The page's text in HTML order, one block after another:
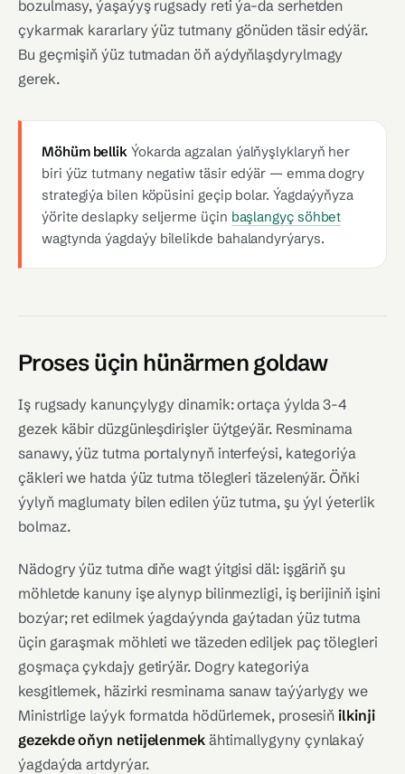
bozulmasy, ýaşaýyş rugsady reti ýa-da serhetden
çykarmak kararlary ýüz tutmany gönüden täsir edýär.
Bu geçmişiň ýüz tutmadan öň aýdyňlaşdyrylmagy
gerek.
Möhüm bellik Ýokarda agzalan ýalňyşlyklaryň her
biri ýüz tutmany negatiw täsir edýär — emma dogry
strategiýa bilen köpüsini geçip bolar. Ýagdaýyňyza
ýörite deslapky seljerme üçin başlangyç söhbet
wagtynda ýagdaýy bilelikde bahalandyrýarys.
Proses üçin hünärmen goldaw
Iş rugsady kanunçylygy dinamik: ortaça ýylda 3-4
gezek käbir düzgünleşdirişler üýtgeýär. Resminama
sanawy, ýüz tutma portalynyň interfeýsi, kategoriýa
çäkleri we hatda ýüz tutma tölegleri täzelenýär. Öňki
ýylyň maglumaty bilen edilen ýüz tutma, şu ýyl ýeterlik
bolmaz.
Nädogry ýüz tutma diňe wagt ýitgisi däl: işgäriň şu
möhletde kanuny işe alynyp bilinmezligi, iş berijiniň işini
bozýar; ret edilmek ýagdaýynda gaýtadan ýüz tutma
üçin garaşmak möhleti we täzeden ediljek paç tölegleri
goşmaça çykdajy getirýär. Dogry kategoriýa
kesgitlemek, häzirki resminama sanaw taýýarlygy we
Ministrlige laýyk formatda hödürlemek, prosesiňilkinji
gezekde oňyn netijelenmek ähtimallygyny çynlakaý
ýagdaýda artdyrýar.